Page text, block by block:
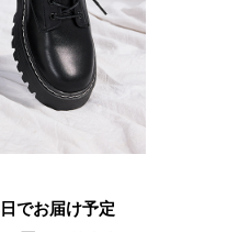
でお届け予定